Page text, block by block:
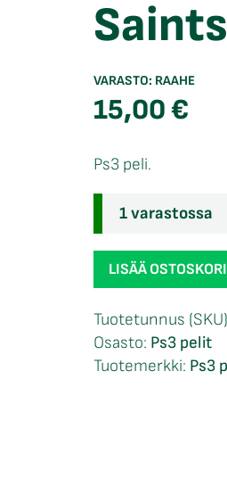
VARASTO: RAAHE
15,00€
Ps3 peli.
1 varastossa
Saints
Row
Ps3
määrä
LISÄÄ
Tuotetunnus
Osasto: Ps3 pelit
Tuotemerkki: Ps3